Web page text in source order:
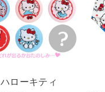
ハローキティ